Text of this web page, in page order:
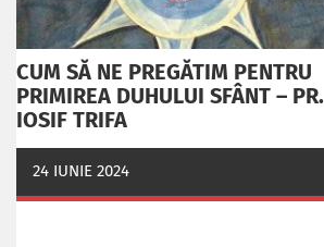
CUM SĂ NE PREGĂTIM PENTRU
PRIMIREA DUHULUI SFÂNT – PR.
IOSIF TRIFA
24 IUNIE 2024